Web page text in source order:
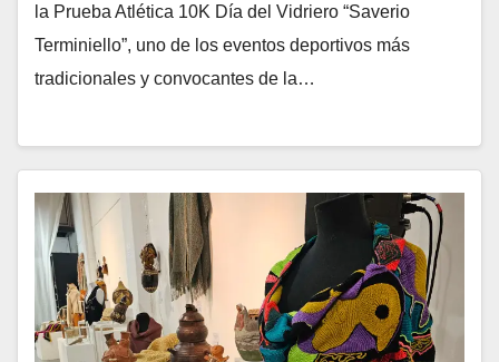
la Prueba Atlética 10K Día del Vidriero “Saverio
Terminiello”, uno de los eventos deportivos más
tradicionales y convocantes de la…